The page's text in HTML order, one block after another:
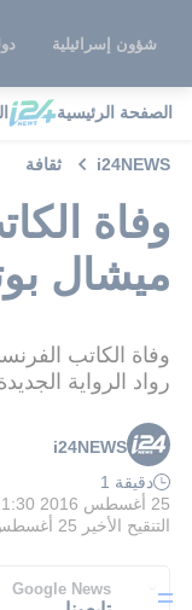
شؤون إسرائيلية
الصفحة الرئيسية
i24NEWS ثقافة
وفاة
ميشال بوتور
وفاة الكاتب
رواد الرواية الجديدة
i24NEWS
دقيقة 1
25 أغسطس 2016 11:30 ص
التنقيح الأخير 25 أغسطس 2016 11:34 ص
Google News